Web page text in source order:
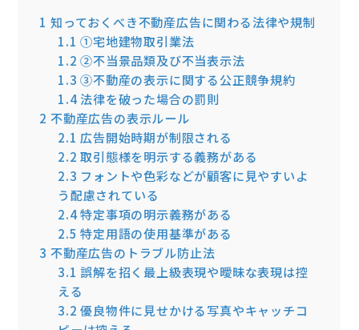
1 知っておくべき不動産広告に関わる法律や規制
1.1 ①宅地建物取引業法
1.2 ②不当景品類及び不当表示法
1.3 ③不動産の表示に関する公正競争規約
1.4法律を破った場合の罰則
2 不動産広告の表示ルール
2.1 広告開始時期が制限される
2.2 取引態様を明示する義務がある
2.3 フォントや色彩などが顧客に見やすいよ
う配慮されている
2.4特定事項の明示義務がある
2.5 特定用語の使用基準がある
3 不動産広告のトラブル防止法
3.1 誤解を招く最上級表現や曖昧な表現は控
える
3.2 優良物件に見せかける写真やキャッチコ